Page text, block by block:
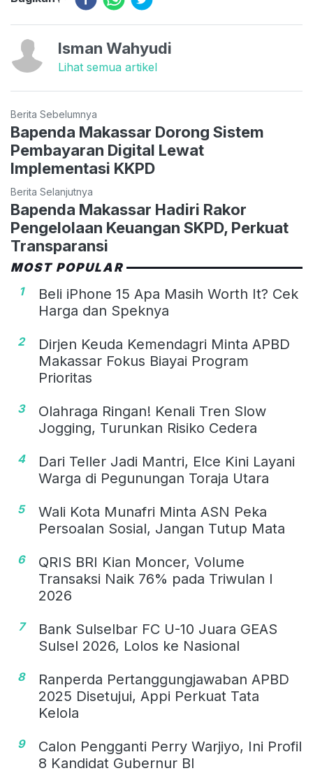
Isman Wahyudi
Lihat semua artikel
Berita Sebelumnya
Bapenda Makassar Dorong Sistem
Pembayaran Digital Lewat
Implementasi KKPD
Berita Selanjutnya
Bapenda Makassar Hadiri Rakor
Pengelolaan Keuangan SKPD, Perkuat
Transparansi
MOST POPULAR
1
Beli iPhone 15 Apa Masih Worth It? Cek
Harga dan Speknya
2
Dirjen Keuda Kemendagri Minta APBD
Makassar Fokus Biayai Program
Prioritas
3
Olahraga Ringan! Kenali Tren Slow
Jogging, Turunkan Risiko Cedera
4
Dari Teller Jadi Mantri, Elce Kini Layani
Warga di Pegunungan Toraja Utara
5
Wali Kota Munafri Minta ASN Peka
Persoalan Sosial, Jangan Tutup Mata
6
QRIS BRI Kian Moncer, Volume
Transaksi Naik 76% pada Triwulan I
2026
7
Bank Sulselbar FC U-10 Juara GEAS
Sulsel 2026, Lolos ke Nasional
8
Ranperda Pertanggungjawaban APBD
2025 Disetujui, Appi Perkuat Tata
Kelola
9
Calon Pengganti Perry Warjiyo, Ini Profil
8 Kandidat Gubernur BI